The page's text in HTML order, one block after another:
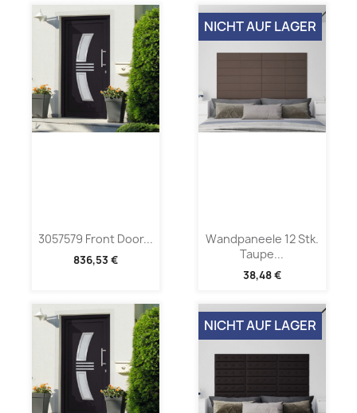
3057579 Front Door...
836,53 €
Wandpaneele 12 Stk.
Taupe...
38,48 €
NICHT AUF LAGER
NICHT AUF LAGER